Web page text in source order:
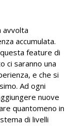
avvolta
accumulata.
feature di
ci saranno una
e che si
Ad ogni
nuove
quantomeno in
di livelli